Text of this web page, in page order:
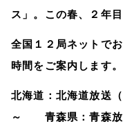
ス」。この春、２年
全国１２局ネットで
時間をご案内します。
北海道：北海道放送
～ 青森県：青森放